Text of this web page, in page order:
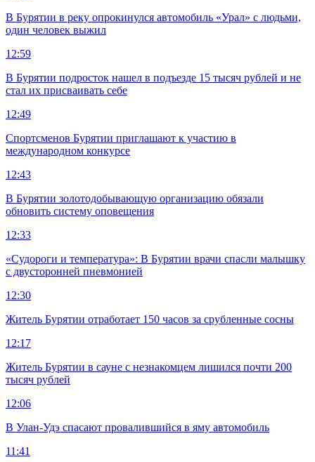
В Бурятии в реку опрокинулся автомобиль «Урал» с людьми,
один человек выжил
12:59
В Бурятии подросток нашел в подъезде 15 тысяч рублей и не
стал их присваивать себе
12:49
Спортсменов Бурятии приглашают к участию в
международном конкурсе
12:43
В Бурятии золотодобывающую организацию обязали
обновить систему оповещения
12:33
«Судороги и температура»: В Бурятии врачи спасли малышку
с двусторонней пневмонией
12:30
Житель Бурятии отработает 150 часов за срубленные сосны
12:17
Житель Бурятии в сауне с незнакомцем лишился почти 200
тысяч рублей
12:06
В Улан-Удэ спасают провалившийся в яму автомобиль
11:41